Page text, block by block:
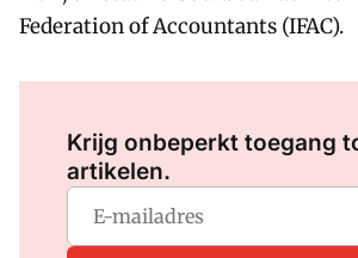
Federation of Accountants (IFAC).
Krijg onbeperkt toegang
artikelen.